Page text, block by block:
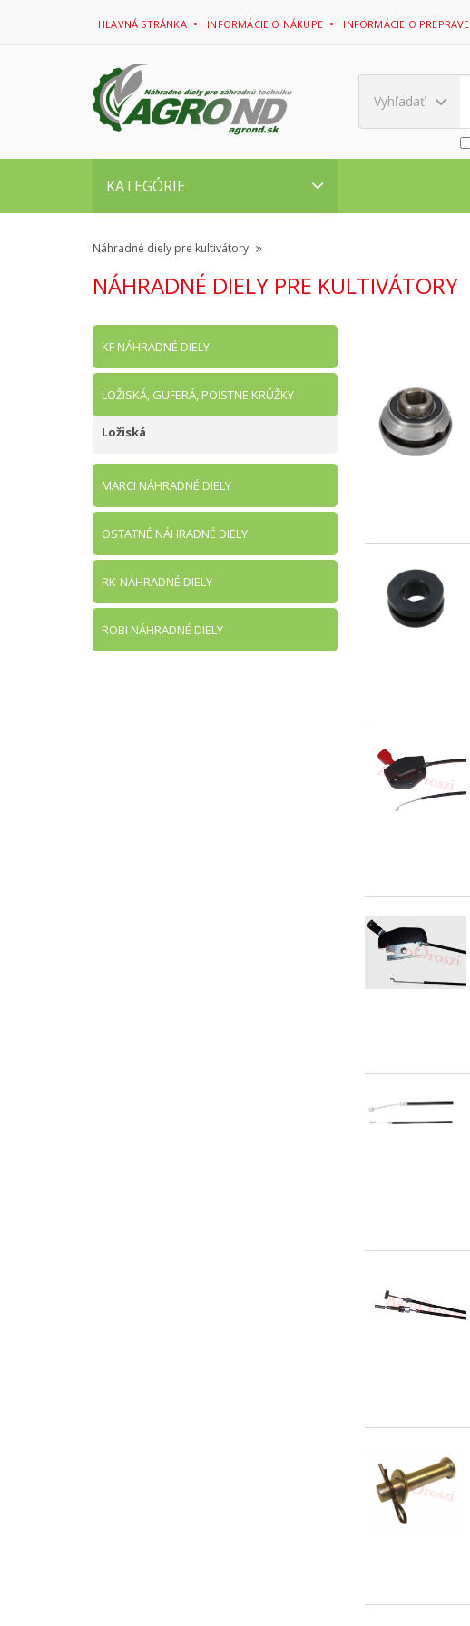
HLAVNÁ STRÁNKA INFORMÁCIE O NÁKUPE INFORMÁCIE O PREPRAVE
Vyhľadať:
KATEGÓRIE
Náhradné diely pre kultivátory
NÁHRADNÉ DIELY PRE KULTIVÁTORY
KF NÁHRADNÉ DIELY
LOŽISKÁ, GUFERÁ, POISTNE KRÚŽKY
Ložiská
MARCI NÁHRADNÉ DIELY
OSTATNÉ NÁHRADNÉ DIELY
RK-NÁHRADNÉ DIELY
ROBI NÁHRADNÉ DIELY